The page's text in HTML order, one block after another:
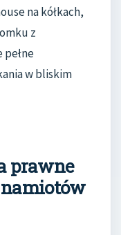
na kółkach,
z
pełne
w bliskim
prawne